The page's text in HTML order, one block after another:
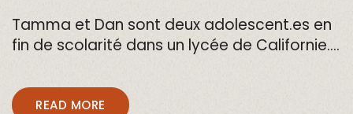
Tamma et Dan sont deux adolescent.es en
fin de scolarité dans un lycée de Californie….
READ MORE